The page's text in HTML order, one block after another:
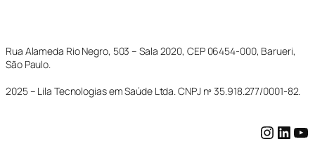
Rua Alameda Rio Negro, 503 – Sala 2020, CEP 06454-000, Barueri,
São Paulo.
2025 – Lila Tecnologias em Saúde Ltda. CNPJ nº 35.918.277/0001-82.